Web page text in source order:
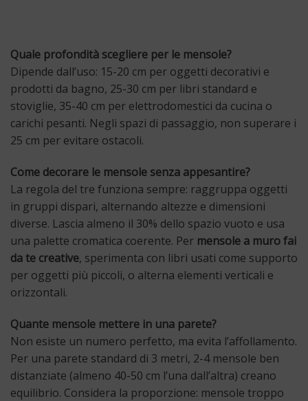
Quale profondità scegliere per le mensole?
Dipende dall’uso: 15-20 cm per oggetti decorativi e
prodotti da bagno, 25-30 cm per libri standard e
stoviglie, 35-40 cm per elettrodomestici da cucina o
carichi pesanti. Negli spazi di passaggio, non superare i
25 cm per evitare ostacoli.
Come decorare le mensole senza appesantire?
La regola del tre funziona sempre: raggruppa oggetti
in gruppi dispari, alternando altezze e dimensioni
diverse. Lascia almeno il 30% dello spazio vuoto e usa
una palette cromatica coerente. Per mensole a muro fai
da te creative, sperimenta con libri usati come supporto
per oggetti più piccoli, o alterna elementi verticali e
orizzontali.
Quante mensole mettere in una parete?
Non esiste un numero perfetto, ma evita l’affollamento.
Per una parete standard di 3 metri, 2-4 mensole ben
distanziate (almeno 40-50 cm l’una dall’altra) creano
equilibrio. Considera la proporzione: mensole troppo